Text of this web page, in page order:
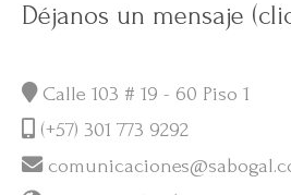
Déjanos un mensaje
Calle 103 # 19 - 60 Piso 1
(+57) 301 773 9292